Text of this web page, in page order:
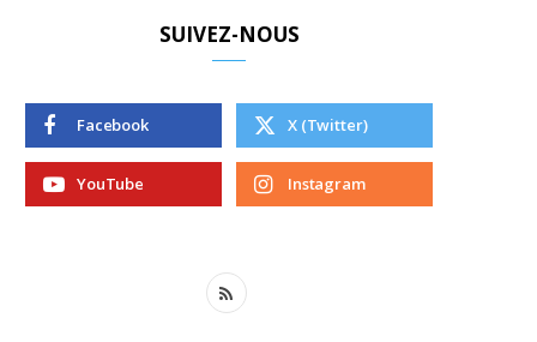
SUIVEZ-NOUS
Facebook X (Twitter)
YouTube Instagram
R